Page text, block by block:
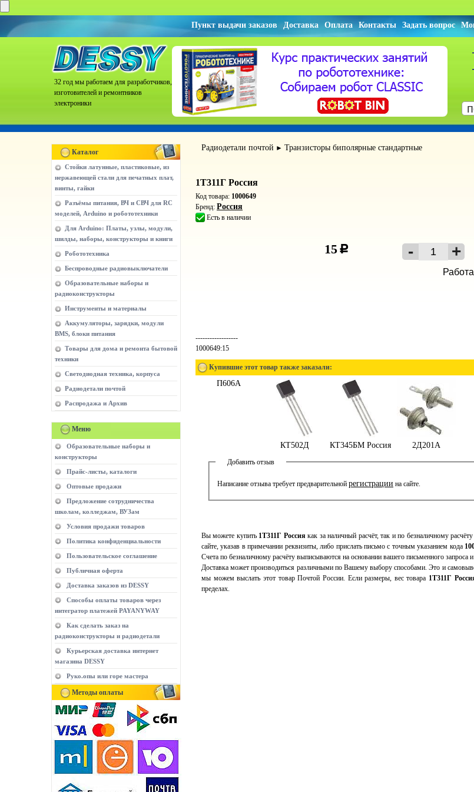
Пункт выдачи заказов Доставка Оплата Контакты Задать вопрос
32 год мы работаем для разработчиков,
изготовителей и ремонтников
электроники
Каталог
Стойки латунные, пластиковые, из
нержавеющей стали для печатных плат,
винты, гайки
Разъёмы питания, ВЧ и СВЧ для RC
моделей, Arduino и робототехники
Для Arduino: Платы, узлы, модули,
шилды, наборы, конструкторы и книги
Робототехника
Беспроводные радиовыключатели
Образовательные наборы и
радиоконструкторы
Инструменты и материалы
Аккумуляторы, зарядки, модули
BMS, блоки питания
Товары для дома и ремонта бытовой
техники
Светодиодная техника, корпуса
Радиодетали почтой
Распродажа и Архив
Меню
Образовательные наборы и
конструкторы
Прайс-листы, каталоги
Оптовые продажи
Предложение сотрудничества
школам, колледжам, ВУЗам
Условия продажи товаров
Политика конфиденциальности
Пользовательское соглашение
Публичная оферта
Доставка заказов из DESSY
Способы оплаты товаров через
интегратор платежей PAYANYWAY
Как сделать заказ на
радиоконструкторы и радиодетали
Курьерская доставка интернет
магазина DESSY
Руко.опы или горе мастера
Методы оплаты
Радиодетали почтой ► Транзисторы биполярные стандартные
1Т311Г Россия
Код товара: 1000649
Бренд: Россия
Есть в наличии
15 c
------------------
1000649:15
Купившие этот товар также заказали:
П606А
КТ502Д КТ345БМ Россия 2Д201А
Добавить отзыв
Написание отзыва требует предварительной регистрации на сайте.
Вы можете купить 1Т311Г Россия как за наличный расчёт, так и по безналичному
сайте, указав в примечании реквизиты, либо прислать письмо с точным указанием кода
Счета по безналичному расчёту выписываются на основании вашего письменного запроса
Доставка может производиться различными по Вашему выбору способами. Это и
мы можем выслать этот товар Почтой России. Если размеры, вес товара 1Т311Г
пределах.